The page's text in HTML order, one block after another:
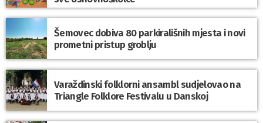
Šemovec dobiva 80 parkirališnih mjesta i novi
prometni pristup groblju
Varaždinski folklorni ansambl sudjelovao na
Triangle Folklore Festivalu u Danskoj